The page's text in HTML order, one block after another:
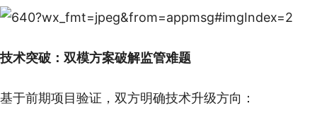
技术突破：双模方案破解监管难题
基于前期项目验证，双方明确技术升级方向：